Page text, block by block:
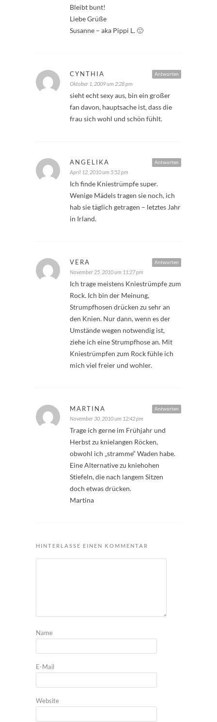
Bleibt bunt!
Liebe Grüße
Susanne – aka Pippi L. 🙂
Antworten
CYNTHIA
Oktober 1, 2009 um 2:28 pm
sieht echt sexy aus, bin ein großer
fan davon, hauptsache ist, dass die
frau sich wohl und schön fühlt.
Antworten
ANGELIKA
April 12, 2010 um 5:52 pm
Ich finde Kniestrümpfe super.
Wenige Mädels tragen sie noch, ich
hab sie täglich getragen – letztes Jahr
in Irland.
Antworten
VERA
November 25, 2010 um 11:27 pm
Ich trage meistens Kniestrümpfe zum
Rock. Ich bin der Meinung,
Strumpfhosen drücken zu sehr an
den Knien. Nur dann, wenn es der
Umstände wegen notwendig ist,
ziehe ich eine Strumpfhose an. Mit
Kniestrümpfen zum Rock fühle ich
mich viel freier und wohler.
Antworten
MARTINA
November 30, 2010 um 12:42 pm
Trage ich gerne im Frühjahr und
Herbst zu knielangen Röcken,
obwohl ich „stramme“ Waden habe.
Eine Alternative zu kniehohen
Stiefeln, die nach langem Sitzen
doch etwas drücken.
Martina
HINTERLASSE EINEN KOMMENTAR
Name
E-Mail
Website